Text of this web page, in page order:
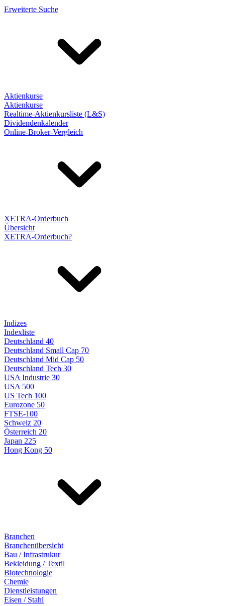
Erweiterte Suche
Aktienkurse
Aktienkurse
Realtime-Aktienkursliste (L&S)
Dividendenkalender
Online-Broker-Vergleich
XETRA-Orderbuch
Übersicht
XETRA-Orderbuch?
Indizes
Indexliste
Deutschland 40
Deutschland Small Cap 70
Deutschland Mid Cap 50
Deutschland Tech 30
USA Industrie 30
USA 500
US Tech 100
Eurozone 50
FTSE-100
Schweiz 20
Österreich 20
Japan 225
Hong Kong 50
Branchen
Branchenübersicht
Bau / Infrastrukur
Bekleidung / Textil
Biotechnologie
Chemie
Dienstleistungen
Eisen / Stahl